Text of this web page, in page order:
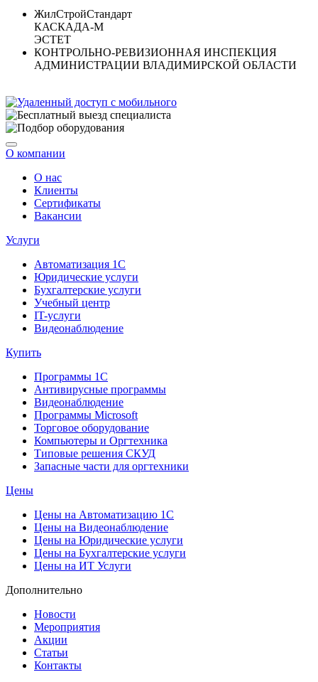
ЖилСтройСтандарт
КАСКАДА-М
ЭСТЕТ
КОНТРОЛЬНО-РЕВИЗИОННАЯ ИНСПЕКЦИЯ
АДМИНИСТРАЦИИ ВЛАДИМИРСКОЙ ОБЛАСТИ
О компании
О нас
Клиенты
Сертификаты
Вакансии
Услуги
Автоматизация 1С
Юридические услуги
Бухгалтерские услуги
Учебный центр
IT-услуги
Видеонаблюдение
Купить
Программы 1С
Антивирусные программы
Видеонаблюдение
Программы Microsoft
Торговое оборудование
Компьютеры и Оргтехника
Типовые решения СКУД
Запасные части для оргтехники
Цены
Цены на Автоматизацию 1С
Цены на Видеонаблюдение
Цены на Юридические услуги
Цены на Бухгалтерские услуги
Цены на ИТ Услуги
Дополнительно
Новости
Мероприятия
Акции
Статьи
Контакты